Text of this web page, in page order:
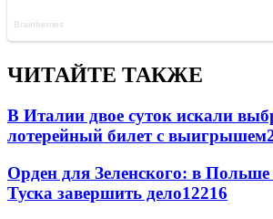
ЧИТАЙТЕ ТАКЖЕ
В Италии двое суток искали
лотерейный билет с выигрышем
Орден для Зеленского: в Польше
Туска завершить дело12216